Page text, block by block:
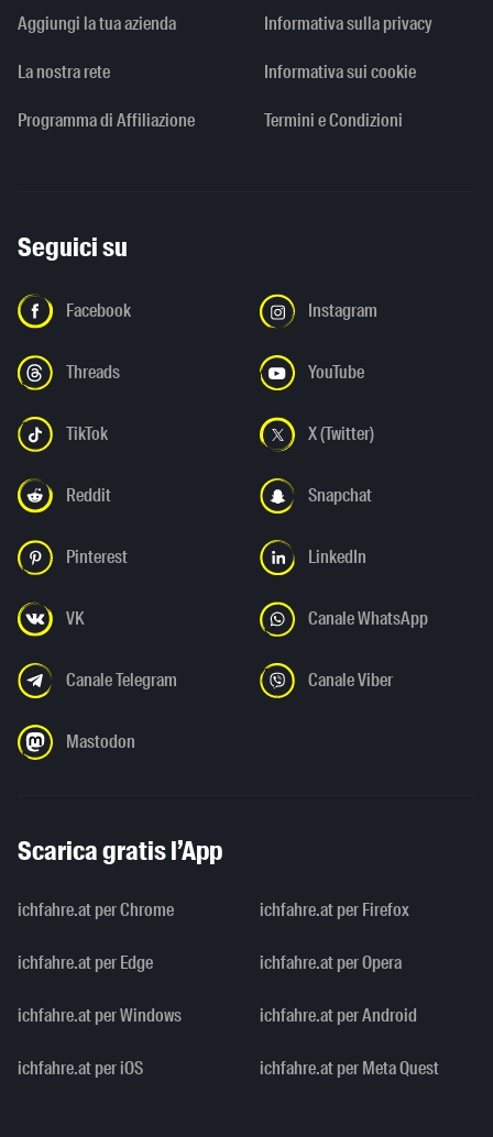
Aggiungi la tua azienda
La nostra rete
Programma di Affiliazione
Informativa sulla privacy
Informativa sui cookie
Termini e Condizioni
Seguici su
Facebook Instagram
Threads YouTube
TikTok X (Twitter)
Reddit Snapchat
Pinterest LinkedIn
VK Canale WhatsApp
Canale Telegram Canale Viber
Mastodon
Scarica gratis l’App
ichfahre.at per Chrome ichfahre.at per Firefox
ichfahre.at per Edge ichfahre.at per Opera
ichfahre.at per Windows ichfahre.at per Android
ichfahre.at per iOS ichfahre.at per Meta Quest